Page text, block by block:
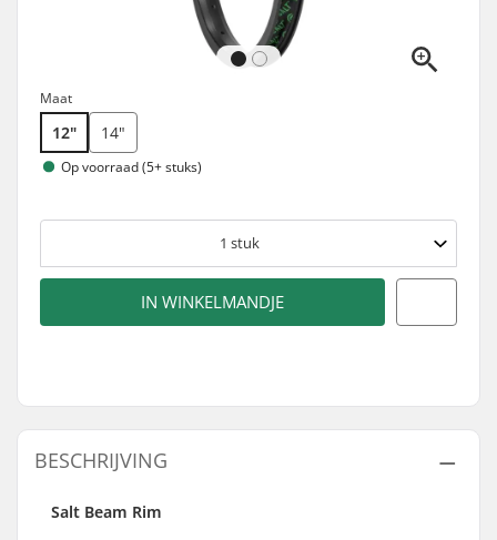
Maat
12" 14"
Op voorraad (5+ stuks)
1 stuk
IN WINKELMANDJE
BESCHRIJVING
Salt Beam Rim